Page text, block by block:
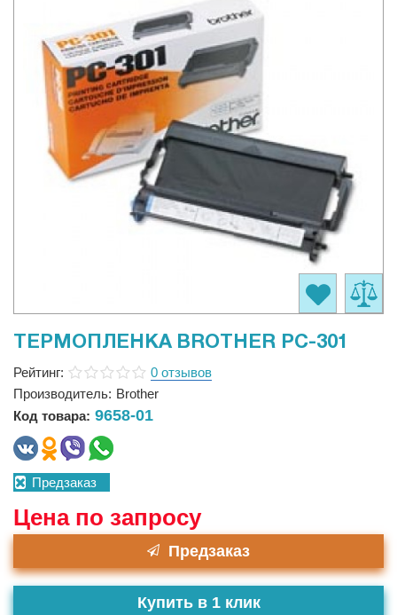
ТЕРМОПЛЕНКА BROTHER PC-301
Рейтинг:
0 отзывов
Производитель: Brother
Код товара: 9658-01
Предзаказ
Цена по запросу
Предзаказ
Купить в 1 клик